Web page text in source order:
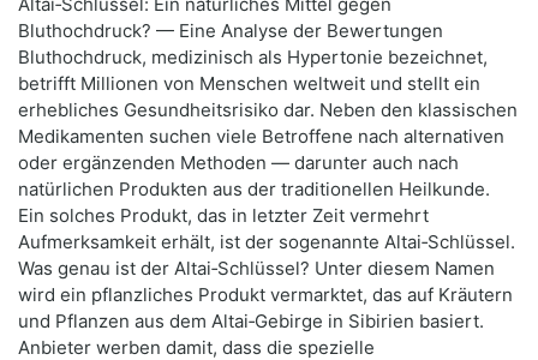
Bluthochdruck? — Eine Analyse der Bewertungen
Bluthochdruck, medizinisch als Hypertonie bezeichnet,
betrifft Millionen von Menschen weltweit und stellt ein
erhebliches Gesundheitsrisiko dar. Neben den klassischen
Medikamenten suchen viele Betroffene nach alternativen
oder ergänzenden Methoden — darunter auch nach
natürlichen Produkten aus der traditionellen Heilkunde.
Ein solches Produkt, das in letzter Zeit vermehrt
Aufmerksamkeit erhält, ist der sogenannte Altai‑Schlüssel.
Was genau ist der Altai‑Schlüssel? Unter diesem Namen
wird ein pflanzliches Produkt vermarktet, das auf Kräutern
und Pflanzen aus dem Altai‑Gebirge in Sibirien basiert.
Anbieter werben damit, dass die spezielle